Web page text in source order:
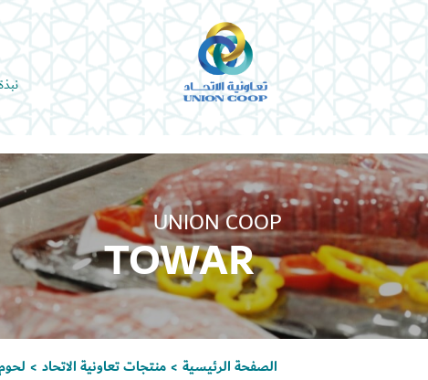
UNION COOP
TOWAR
الصفحة الرئيسية > منتجات تعاونية الاتحاد >